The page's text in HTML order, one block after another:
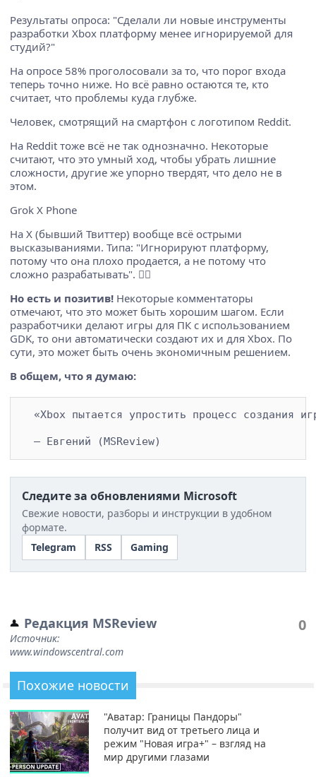
Результаты опроса: "Сделали ли новые инструменты
разработки Xbox платформу менее игнорируемой для
студий?"
На опросе 58% проголосовали за то, что порог входа
теперь точно ниже. Но всё равно остаются те, кто
считает, что проблемы куда глубже.
Человек, смотрящий на смартфон с логотипом Reddit.
На Reddit тоже всё не так однозначно. Некоторые
считают, что это умный ход, чтобы убрать лишние
сложности, другие же упорно твердят, что дело не в
этом.
Grok X Phone
На X (бывший Твиттер) вообще всё острыми
высказываниями. Типа: "Игнорируют платформу,
потому что она плохо продается, а не потому что
сложно разрабатывать". 🤷‍♂️
Но есть и позитив! Некоторые комментаторы
отмечают, что это может быть хорошим шагом. Если
разработчики делают игры для ПК с использованием
GDK, то они автоматически создают их и для Xbox. По
сути, это может быть очень экономичным решением.
В общем, что я думаю:
«Xbox пытается упростить процесс создания
Следите за обновлениями Microsoft
Свежие новости, разборы и инструкции в удобном
формате.
Telegram
RSS Gaming
Редакция MSReview
Источник:
www.windowscentral.com
0
Похожие новости
"Аватар: Границы Пандоры"
получит вид от третьего лица и
режим "Новая игра+" – взгляд на
мир другими глазами